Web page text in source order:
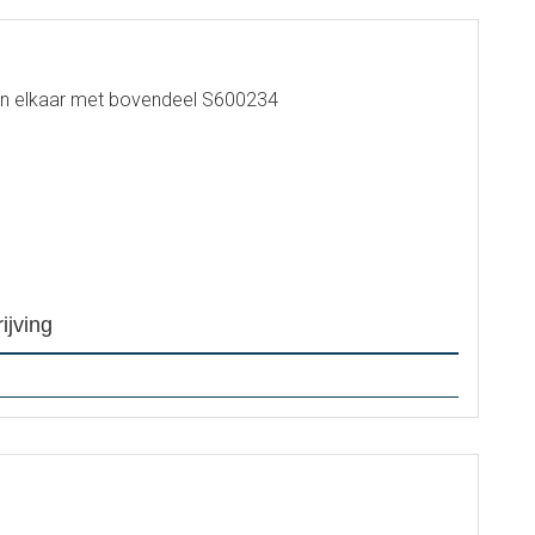
elkaar met bovendeel S600234